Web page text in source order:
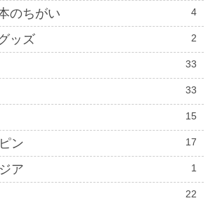
のちがい 4
ッズ 2
33
33
15
ン 17
ア 1
22